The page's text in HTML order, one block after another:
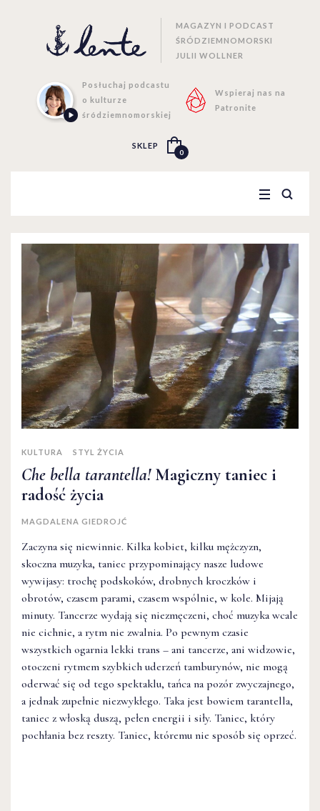
MAGAZYN I PODCAST
ŚRÓDZIEMNOMORSKI
JULII WOLLNER
Posłuchaj podcastu
o kulturze
śródziemnomorskiej
Wspieraj nas na
Patronite
SKLEP
0
KULTURA STYL ŻYCIA
Che bella tarantella!Magiczny taniec i
radość życia
MAGDALENA GIEDROJĆ
Zaczyna się niewinnie. Kilka kobiet, kilku mężczyzn,
skoczna muzyka, taniec przypominający nasze ludowe
wywijasy: trochę podskoków, drobnych kroczków i
obrotów, czasem parami, czasem wspólnie, w kole. Mijają
minuty. Tancerze wydają się niezmęczeni, choć muzyka wcale
nie cichnie, a rytm nie zwalnia. Po pewnym czasie
wszystkich ogarnia lekki trans – ani tancerze, ani widzowie,
otoczeni rytmem szybkich uderzeń tamburynów, nie mogą
oderwać się od tego spektaklu, tańca na pozór zwyczajnego,
a jednak zupełnie niezwykłego. Taka jest bowiem tarantella,
taniec z włoską duszą, pełen energii i siły. Taniec, który
pochłania bez reszty. Taniec, któremu nie sposób się oprzeć.